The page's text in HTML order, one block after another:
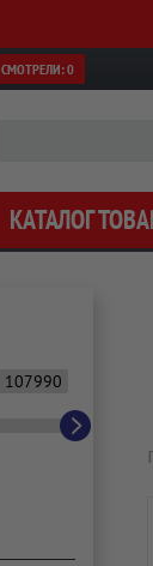
СМОТРЕЛИ:0
КАТАЛОГ